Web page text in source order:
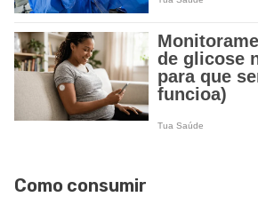
Como consumir